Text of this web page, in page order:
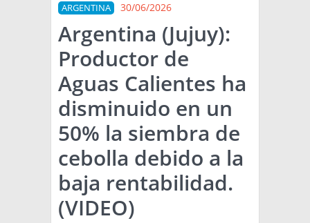
MERCADOS
NOTICIAS
EN ESPAÑOL
OTROS IDIOMAS
PRONÓSTICO
LLUVIAS
ARGENTINA
EL MUNDO
TÉCNICA
PRODUCCION
CLASIFICADOS
ARGENTINA 30/06/2026
Argentina (Jujuy):
Productor de
Aguas Calientes ha
disminuido en un
50% la siembra de
cebolla debido a la
baja rentabilidad.
(VIDEO)